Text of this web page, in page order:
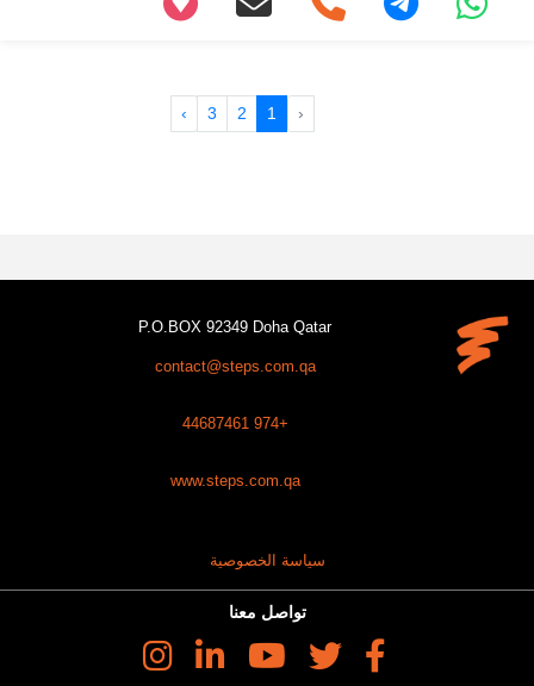
‹
1
2
3
›
P.O.BOX 92349 Doha Qatar
contact@steps.com.qa
+974 44687461
www.steps.com.qa
سياسة الخصوصية
تواصل معنا